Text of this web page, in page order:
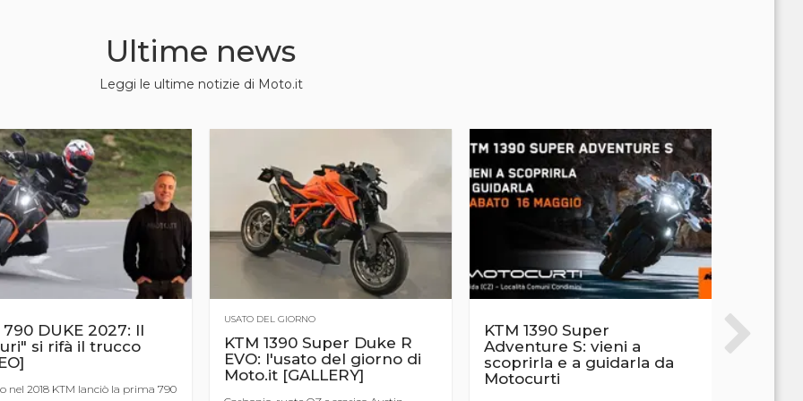
Ultime news
Leggi le ultime notizie di Moto.it
790 DUKE 2027: Il
si rifà il trucco
nel 2018 KTM lanciò la prima 790
USATO DEL GIORNO
KTM 1390 Super Duke R
EVO: l'usato del giorno di
Moto.it [GALLERY]
KTM 1390 Super
Adventure S: vieni a
scoprirla e a guidarla da
Motocurti
KTM